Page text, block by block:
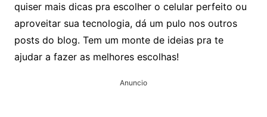
quiser mais dicas pra escolher o celular perfeito ou
aproveitar sua tecnologia, dá um pulo nos outros
posts do blog. Tem um monte de ideias pra te
ajudar a fazer as melhores escolhas!
Anuncio